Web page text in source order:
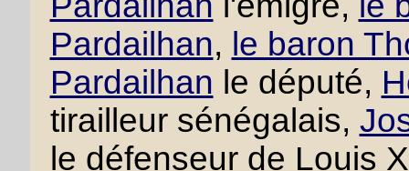
Pardailhan, le baron
Pardailhan le député,
tirailleur sénégalais,
le défenseur de Louis